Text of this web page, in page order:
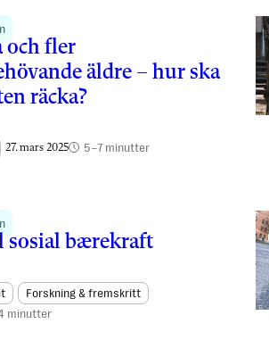
och fler
äldre – hur ska
räcka?
27. mars 2025 5–7 minutter
sosial bærekraft
Forskning & fremskritt
minutter